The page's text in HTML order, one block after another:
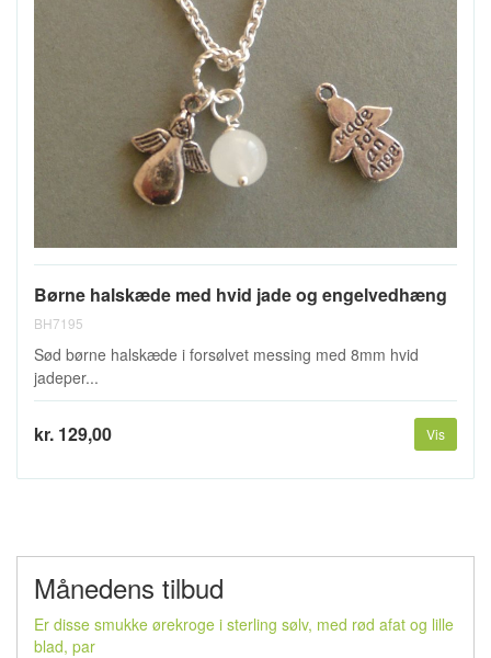
Børne halskæde med hvid jade og engelvedhæng
BH7195
Sød børne halskæde i forsølvet messing med 8mm hvid
jadeper...
kr. 129,00 Vis
Månedens tilbud
Er disse smukke ørekroge i sterling sølv, med rød afat og lille
blad, par